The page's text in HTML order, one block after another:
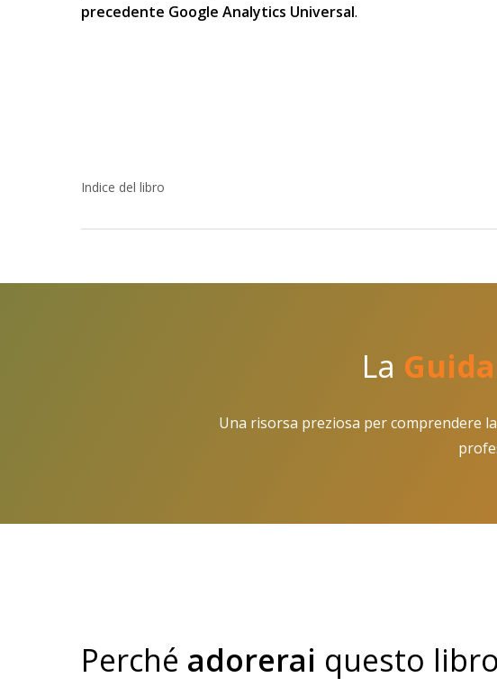
precedente Google Analytics Universal.
Indice del libro
Metriche di coinvolgimento
Come installare Google Analytics 4 in un’App
Aggiungere l’app alla console Firebase
La
Una risorsa preziosa per comprendere
Perché adorerai questo